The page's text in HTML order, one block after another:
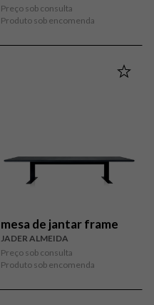
Preço sob consulta
Produto sob encomenda
mesa de jantar frame
JADER ALMEIDA
Preço sob consulta
Produto sob encomenda